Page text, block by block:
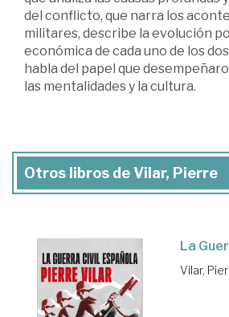
del conflicto, que narra los
militares, describe la evolución
económica de cada uno de los
habla del papel que
las mentalidades y la cultura.
Otros libros de Vilar, Pierre
La
Vilar,